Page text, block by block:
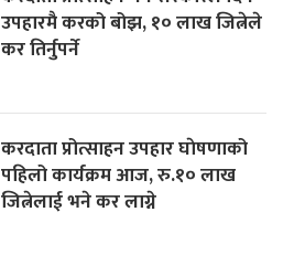
उपहारमै करको बोझ, १० लाख जित्नेले
कर तिर्नुपर्ने
करदाता प्रोत्साहन उपहार घाेषणाको
पहिलो कार्यक्रम आज, रु.१० लाख
जित्नेलाई भने कर लाग्ने